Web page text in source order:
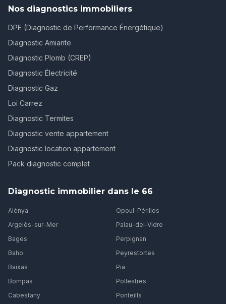
Nos diagnostics immobiliers
DPE (Diagnostic de Performance Énergétique)
Diagnostic Amiante
Diagnostic Plomb (CREP)
Diagnostic Électricité
Diagnostic Gaz
Loi Carrez
Diagnostic Termites
Diagnostic vente appartement
Diagnostic location appartement
Pack diagnostic complet
Diagnostic immobilier dans le 66
Alénya
Argelès-sur-Mer
Bages
Baho
Baixas
Bompas
Cabestany
Opoul-Périllos
Palau-del-Vidre
Perpignan
Peyrestortes
Pia
Pollestres
Ponteilla